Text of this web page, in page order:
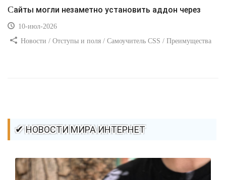
Сайты могли незаметно установить аддон через
10-июл-2026
Новости / Отступы и поля / Самоучитель CSS / Преимущества
✔ НОВОСТИ МИРА ИНТЕРНЕТ